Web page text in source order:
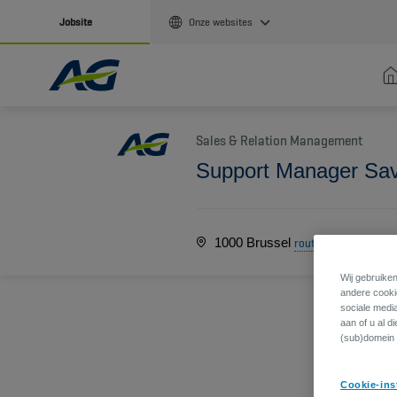
Jobsite Onze websites
Sales & Relation Management
Support Manager
1000 Brussel route
Wij
andere
sociale
aan of u al
(sub)domein
Cookie-